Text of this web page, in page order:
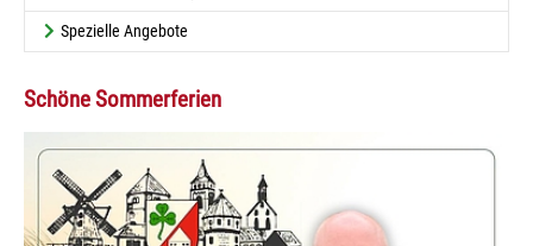
Spezielle Angebote
Schöne Sommerferien